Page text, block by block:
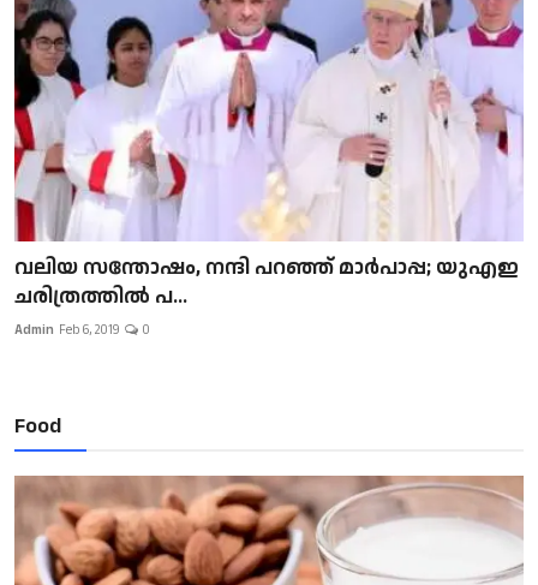
വലിയ സന്തോഷം, നന്ദി പറഞ്ഞ് മാർപാപ്പ; യുഎഇ
ചരിത്രത്തിൽ പ...
Admin Feb 6, 2019 0
Food